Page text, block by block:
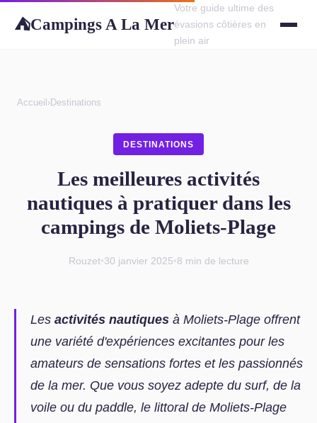
⛺Campings A La Mer
Votre guide ultime des
évasions côtières en
plein air
Accueil ›Destinations
DESTINATIONS
Les meilleures activités
nautiques à pratiquer dans les
campings de Moliets-Plage
Rouzet•30 janvier 2025•8 min de lecture
Les activités nautiques à Moliets-Plage offrent
une variété d'expériences excitantes pour les
amateurs de sensations fortes et les passionnés
de la mer. Que vous soyez adepte du surf, de la
voile ou du paddle, le littoral de Moliets-Plage